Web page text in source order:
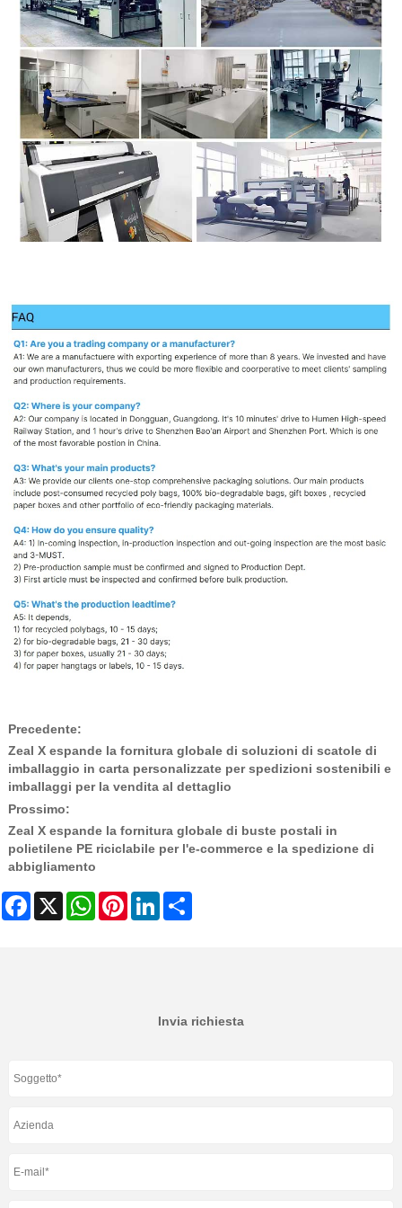
Precedente:
Zeal X espande la fornitura globale di soluzioni di scatole di
imballaggio in carta personalizzate per spedizioni sostenibili e
imballaggi per la vendita al dettaglio
Prossimo:
Zeal X espande la fornitura globale di buste postali in
polietilene PE riciclabile per l'e-commerce e la spedizione di
abbigliamento
Facebook
X WhatsAppPinterestLinkedIn
Invia richiesta